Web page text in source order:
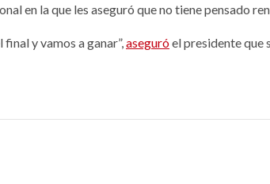
en la que les aseguró que no tiene pensado
y vamos a ganar”, aseguróel presidente que